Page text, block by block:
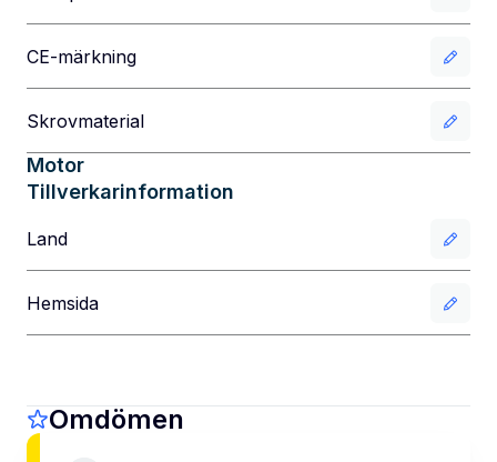
CE-märkning
Skrovmaterial
Motor
Tillverkarinformation
Land
Hemsida
Omdömen